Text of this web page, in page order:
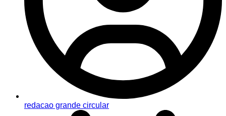
redacao grande circular